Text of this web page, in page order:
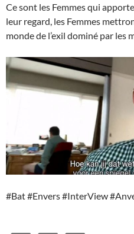
Ce sont les Femmes qui
leur regard, les Femmes
monde de l’exil dominé par les
#Bat #Envers #InterView